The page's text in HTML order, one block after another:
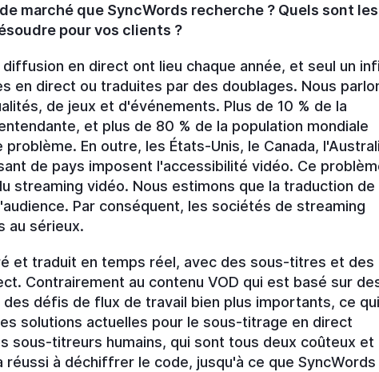
marché que SyncWords recherche ? Quels sont les
pour vos clients ?
en direct ont lieu chaque année, et seul un
en direct ou traduites par des doublages. Nous
de jeux et d'événements. Plus de 10 % de la
et plus de 80 % de la population mondiale
En outre, les États-Unis, le Canada,
de pays imposent l'accessibilité vidéo. Ce
streaming vidéo. Nous estimons que la traduction de
Par conséquent, les sociétés de streaming
au sérieux.
et traduit en temps réel, avec des sous-titres et des
Contrairement au contenu VOD qui est basé sur
défis de flux de travail bien plus importants, ce qui
solutions actuelles pour le sous-titrage en direct
sous-titreurs humains, qui sont tous deux coûteux et
à déchiffrer le code, jusqu'à ce que SyncWords